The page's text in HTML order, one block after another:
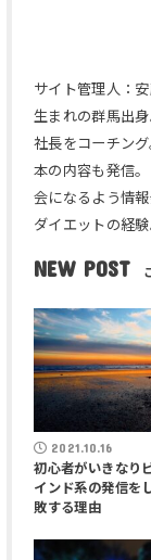
サイト管理人：
生まれの群馬出
社長をコーチン
本の内容も発信
会になるよう情
ダイエットの経
NEW POST
2021.10.16
初心者がいきなり
インド系の発信を
敗する理由